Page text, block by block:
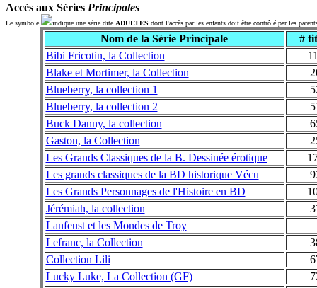
Accès aux Séries Principales
Le symbole indique une série dite ADULTES dont l'accès par les enfants doit être contrôlé par les
Nom de la Série Principale
#
Bibi Fricotin, la Collection
Blake et Mortimer, la Collection
Blueberry, la collection 1
Blueberry, la collection 2
Buck Danny, la collection
Gaston, la Collection
Les Grands Classiques de la B. Dessinée érotique
Les grands classiques de la BD historique Vécu
Les Grands Personnages de l'Histoire en BD
Jérémiah, la collection
Lanfeust et les Mondes de Troy
Lefranc, la Collection
Collection Lili
Lucky Luke, La Collection (GF)